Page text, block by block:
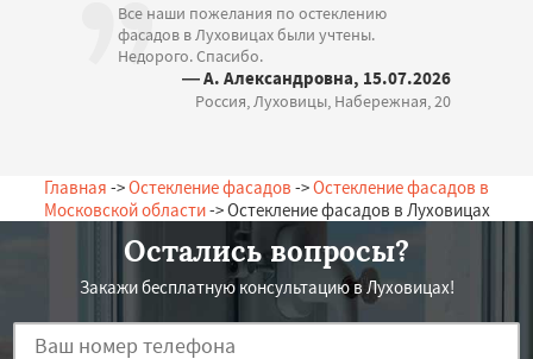
Все наши пожелания по остеклению
фасадов в Луховицах были учтены.
Недорого. Спасибо.
— А. Александровна, 15.07.2026
Россия, Луховицы, Набережная, 20
Главная ->Остекление фасадов ->Остекление фасадов в
Московской области-> Остекление фасадов в Луховицах
Остались вопросы?
Закажи бесплатную консультацию в Луховицах!